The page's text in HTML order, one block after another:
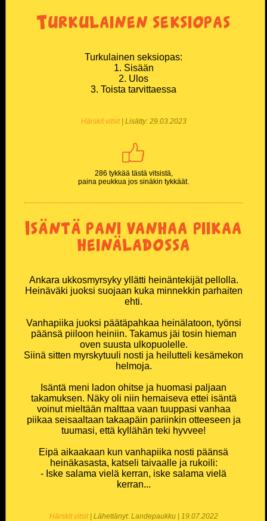
Turkulainen seksiopas
Turkulainen seksiopas:
1. Sisään
2. Ulos
3. Toista tarvittaessa
Härskit vitsit| Lisätty: 29.03.2023
286 tykkää tästä vitsistä,
paina peukkua jos sinäkin tykkäät.
Isäntä pani vanhaa piikaa
heinäladossa
Ankara ukkosmyrsyky yllätti heinäntekijät pellolla.
Heinäväki juoksi suojaan kuka minnekkin parhaiten
ehti.
Vanhapiika juoksi päätäpahkaa heinälatoon, työnsi
päänsä piiloon heiniin. Takamus jäi tosin hieman
oven suusta ulkopuolelle.
Siinä sitten myrskytuuli nosti ja heilutteli kesämekon
helmoja.
Isäntä meni ladon ohitse ja huomasi paljaan
takamuksen. Näky oli niin hemaiseva ettei isäntä
voinut mieltään malttaa vaan tuuppasi vanhaa
piikaa seisaaltaan takaapäin pariinkin otteeseen ja
tuumasi, että kyllähän teki hyvvee!
Eipä aikaakaan kun vanhapiika nosti päänsä
heinäkasasta, katseli taivaalle ja rukoili:
- Iske salama vielä kerran, iske salama vielä
kerran...
Härskit vitsit| Lähettänyt: Landepaukku | 19.07.2022